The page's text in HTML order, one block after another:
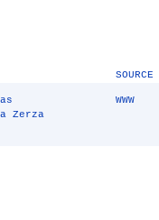
SOURCE
Zerza
WWW